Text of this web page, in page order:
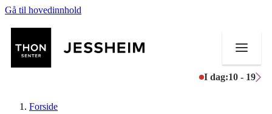
Gå til hovedinnhold
I dag:10 - 19
Forside